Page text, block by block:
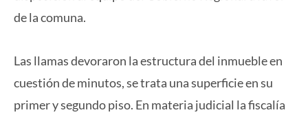
de la comuna.
Las llamas devoraron la estructura del inmueble en
cuestión de minutos, se trata una superficie en su
primer y segundo piso. En materia judicial la fiscalía